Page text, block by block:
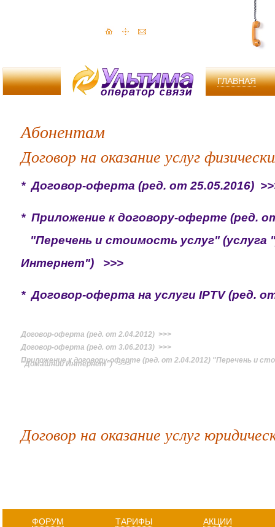
ГЛАВНАЯ
Абонентам
Договор на оказание услуг
* Договор-оферта (ред. от 25.05.2016)
* Приложение к договору-оферте (ред.
"Перечень и стоимость услуг" (услуга
Интернет") >>>
* Договор-оферта на услуги IPTV (ред.
Договор-оферта (ред. от 2.04.2012) >>>
Договор-оферта (ред. от 3.06.2013) >>>
Приложение к договору-оферте (ред. от 2.04.2012) "Перечень и
"Домашний Интернет") >>>
Договор на оказание услуг
ФОРУМ ТАРИФЫ АКЦИИ